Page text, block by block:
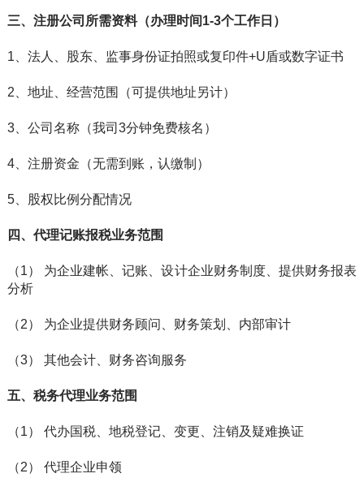
三、注册公司所需资料（办理时间1-3个工作日）
1、法人、股东、监事身份证拍照或复印件+U盾或数字证书
2、地址、经营范围（可提供地址另计）
3、公司名称（我司3分钟免费核名）
4、注册资金（无需到账，认缴制）
5、股权比例分配情况
四、代理记账报税业务范围
（1） 为企业建帐、记账、设计企业财务制度、提供财务报表
分析
（2） 为企业提供财务顾问、财务策划、内部审计
（3） 其他会计、财务咨询服务
五、税务代理业务范围
（1） 代办国税、地税登记、变更、注销及疑难换证
（2） 代理企业申领